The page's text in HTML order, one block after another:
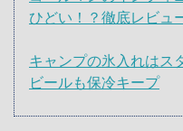
ひどい！？徹底レビュ
キャンプの氷入れはス
ビールも保冷キープ